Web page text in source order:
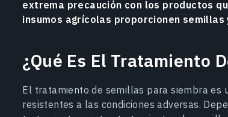
extrema precaución con los productos
insumos agrícolas proporcionen
¿Qué Es El Tratamiento
El tratamiento de semillas para siembra es
resistentes a las condiciones adversas.